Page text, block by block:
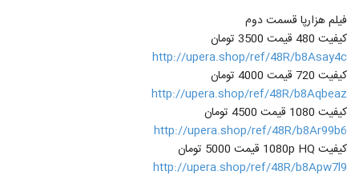
فیلم هزارپا قسمت دوم
کیفیت 480 قیمت 3500 تومان
http://upera.shop/ref/48R/b8Asay4c
کیفیت 720 قیمت 4000 تومان
http://upera.shop/ref/48R/b8Aqbeaz
کیفیت 1080 قیمت 4500 تومان
http://upera.shop/ref/48R/b8Ar99b6
کیفیت 1080p HQ قیمت 5000 تومان
http://upera.shop/ref/48R/b8Apw7l9